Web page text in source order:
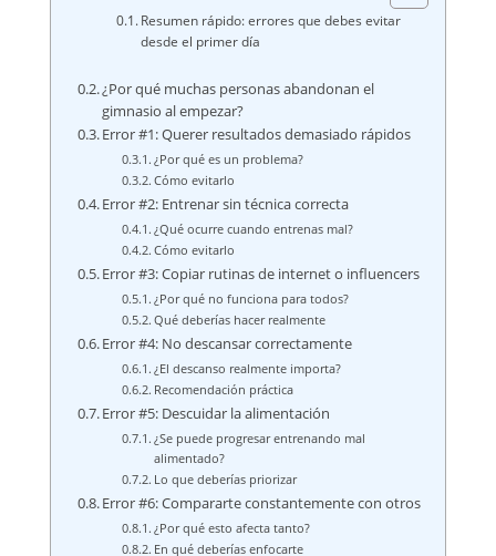
Resumen rápido: errores que debes evitar
desde el primer día
¿Por qué muchas personas abandonan el
gimnasio al empezar?
Error #1: Querer resultados demasiado rápidos
¿Por qué es un problema?
Cómo evitarlo
Error #2: Entrenar sin técnica correcta
¿Qué ocurre cuando entrenas mal?
Cómo evitarlo
Error #3: Copiar rutinas de internet o influencers
¿Por qué no funciona para todos?
Qué deberías hacer realmente
Error #4: No descansar correctamente
¿El descanso realmente importa?
Recomendación práctica
Error #5: Descuidar la alimentación
¿Se puede progresar entrenando mal
alimentado?
Lo que deberías priorizar
Error #6: Compararte constantemente con otros
¿Por qué esto afecta tanto?
En qué deberías enfocarte